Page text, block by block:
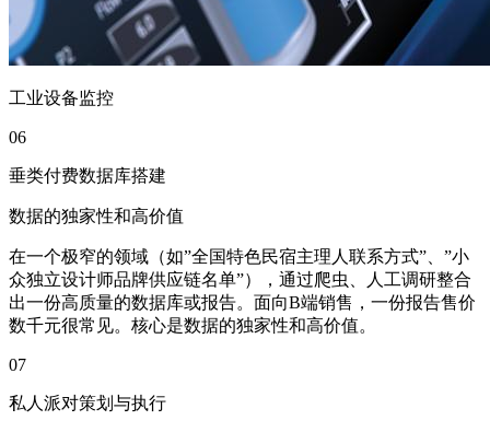
工业设备监控
06
垂类付费数据库搭建
数据的独家性和高价值
在一个极窄的领域（如”全国特色民宿主理人联系方式”、”小
众独立设计师品牌供应链名单”），通过爬虫、人工调研整合
出一份高质量的数据库或报告。面向B端销售，一份报告售价
数千元很常见。核心是数据的独家性和高价值。
07
私人派对策划与执行